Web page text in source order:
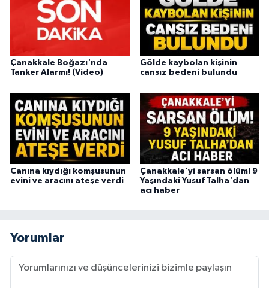
Çanakkale Boğazı'nda
Tanker Alarmı! (Video)
Gölde kaybolan kişinin
cansız bedeni bulundu
Canına kıydığı komşusunun
evini ve aracını ateşe verdi
Çanakkale'yi sarsan ölüm! 9
Yaşındaki Yusuf Talha'dan
acı haber
Yorumlar